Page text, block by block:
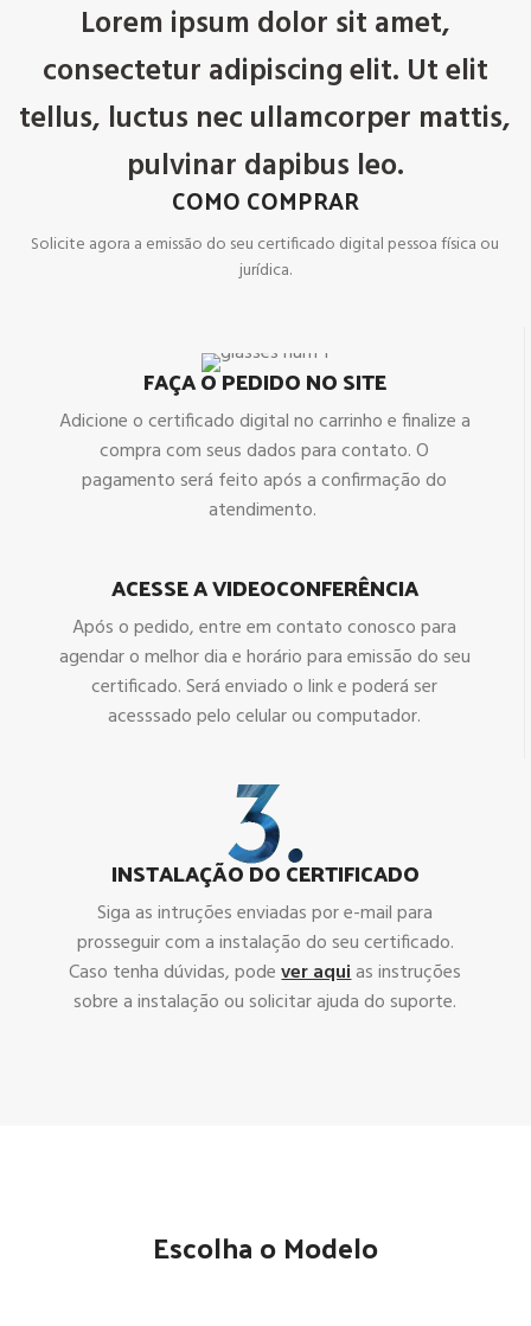
Lorem ipsum dolor sit amet,
consectetur adipiscing elit. Ut elit
tellus, luctus nec ullamcorper mattis,
pulvinar dapibus leo.
COMO COMPRAR
Solicite agora a emissão do seu certificado digital pessoa física ou
jurídica.
FAÇA O PEDIDO NO SITE
Adicione o certificado digital no carrinho e finalize a
compra com seus dados para contato. O
pagamento será feito após a confirmação do
atendimento.
ACESSE A VIDEOCONFERÊNCIA
Após o pedido, entre em contato conosco para
agendar o melhor dia e horário para emissão do seu
certificado. Será enviado o link e poderá ser
acesssado pelo celular ou computador.
INSTALAÇÃO DO CERTIFICADO
Siga as intruções enviadas por e-mail para
prosseguir com a instalação do seu certificado.
Caso tenha dúvidas, podever aquias instruções
sobre a instalação ou solicitar ajuda do suporte.
Escolha o Modelo